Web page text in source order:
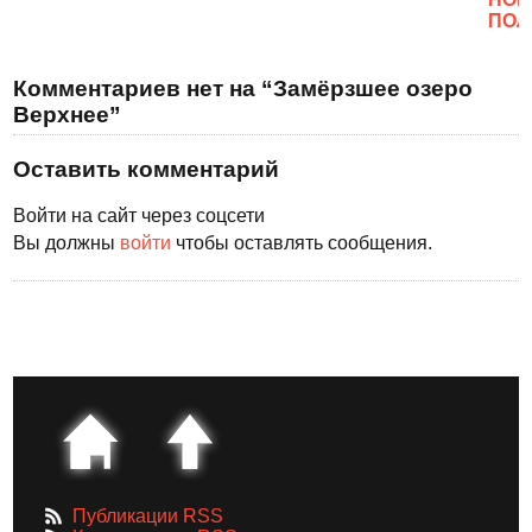
Комментариев нет на “Замёрзшее озеро
Верхнее”
Оставить комментарий
Войти на сайт через соцсети
Вы должны войти чтобы оставлять сообщения.
Публикации RSS